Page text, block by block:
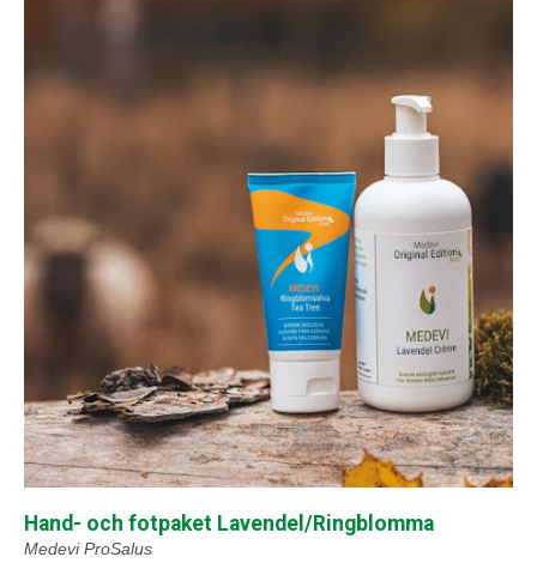
Hand- och fotpaket Lavendel/Ringblomma
Medevi ProSalus